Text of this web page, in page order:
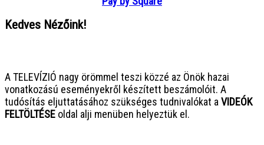
Kedves Nézőink!
A TELEVÍZIÓ nagy örömmel teszi közzé az Önök hazai
vonatkozású eseményekről készített beszámolóit. A
tudósítás eljuttatásához szükséges tudnivalókat a VIDEÓK
FELTÖLTÉSE oldal alji menüben helyeztük el.